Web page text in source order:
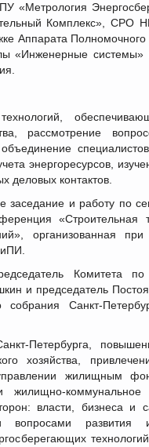
«Метрология
Комплекс», СРО
Аппарата Полномочного
«Инженерные системы»
рассмотрение
энергоресурсов,
деловых контактов.
заседание и работу по
«Строительная
организованная
Комитета по
и председатель
Санкт-
Петербурга,
хозяйства,
жилищным
жилищно-
власти, бизнеса и
вопросами развития